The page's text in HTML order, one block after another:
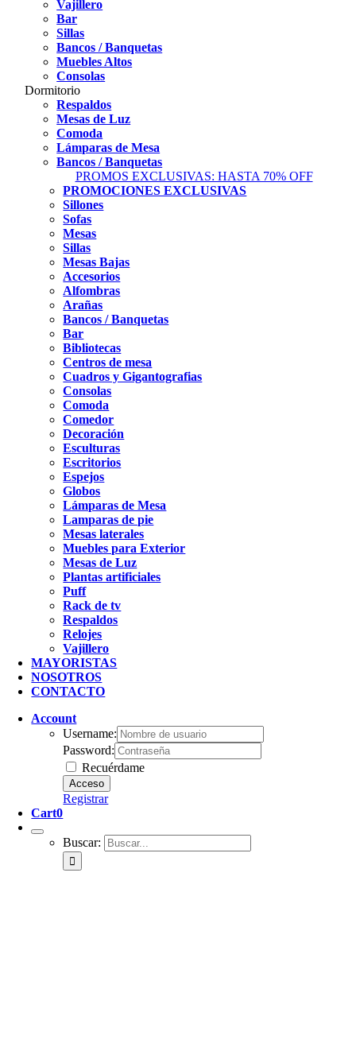
Vajillero
Bar
Sillas
Bancos / Banquetas
Muebles Altos
Consolas
Dormitorio
Respaldos
Mesas de Luz
Comoda
Lámparas de Mesa
Bancos / Banquetas
PROMOS EXCLUSIVAS: HASTA 70% OFF
PROMOCIONES EXCLUSIVAS
Sillones
Sofas
Mesas
Sillas
Mesas Bajas
Accesorios
Alfombras
Arañas
Bancos / Banquetas
Bar
Bibliotecas
Centros de mesa
Cuadros y Gigantografias
Consolas
Comoda
Comedor
Decoración
Esculturas
Escritorios
Espejos
Globos
Lámparas de Mesa
Lamparas de pie
Mesas laterales
Muebles para Exterior
Mesas de Luz
Plantas artificiales
Puff
Rack de tv
Respaldos
Relojes
Vajillero
MAYORISTAS
NOSOTROS
CONTACTO
Account
Username:
Password:
Recuérdame
Registrar
Cart0
Buscar: